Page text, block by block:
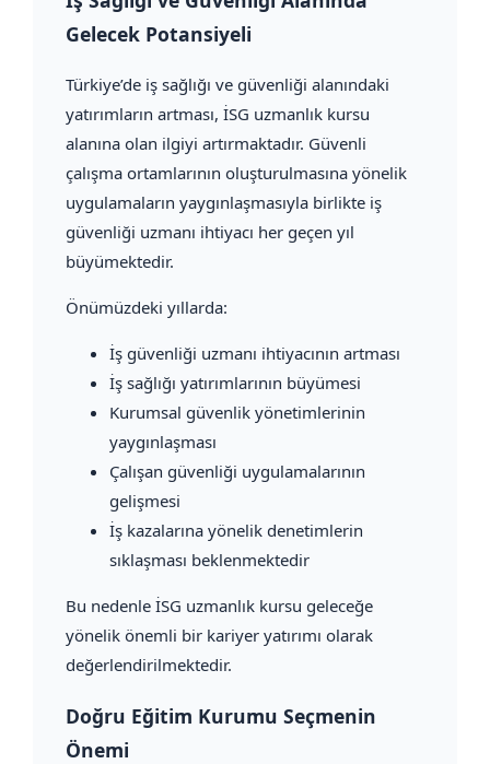
Gelecek Potansiyeli
Türkiye’de iş sağlığı ve güvenliği alanındaki
yatırımların artması, İSG uzmanlık kursu
alanına olan ilgiyi artırmaktadır. Güvenli
çalışma ortamlarının oluşturulmasına yönelik
uygulamaların yaygınlaşmasıyla birlikte iş
güvenliği uzmanı ihtiyacı her geçen yıl
büyümektedir.
Önümüzdeki yıllarda:
İş güvenliği uzmanı ihtiyacının artması
İş sağlığı yatırımlarının büyümesi
Kurumsal güvenlik yönetimlerinin
yaygınlaşması
Çalışan güvenliği uygulamalarının
gelişmesi
İş kazalarına yönelik denetimlerin
sıklaşması beklenmektedir
Bu nedenle İSG uzmanlık kursu geleceğe
yönelik önemli bir kariyer yatırımı olarak
değerlendirilmektedir.
Doğru Eğitim Kurumu Seçmenin
Önemi